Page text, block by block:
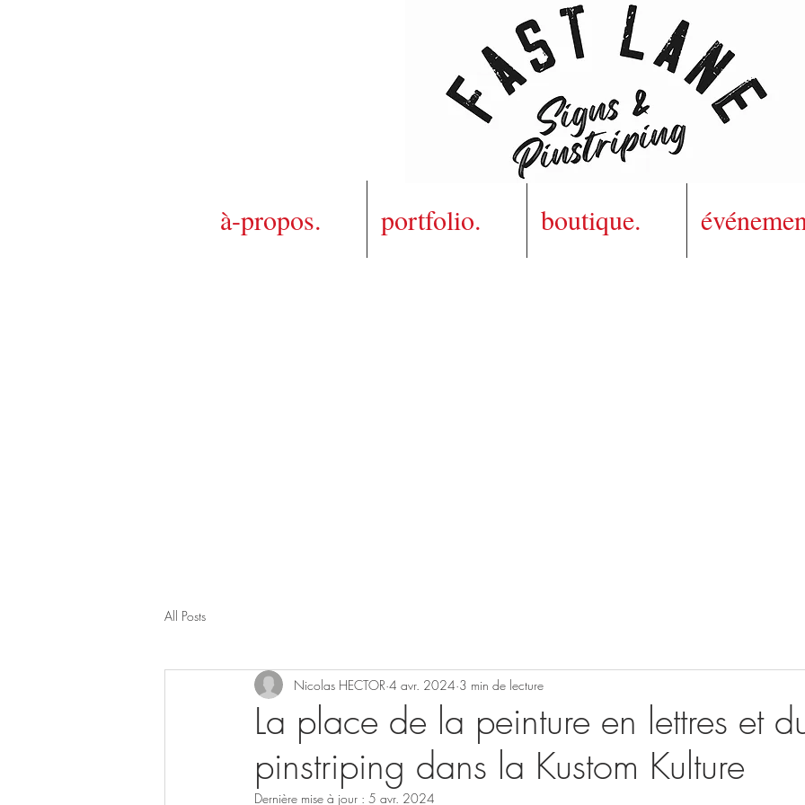
à-propos. portfolio. boutique.
All Posts
La place de la peinture en lettres et
pinstriping dans la Kustom Kulture
Nicolas HECTOR 4 avr. 2024 3 min de lecture
Dernière mise à jour : 5 avr. 2024